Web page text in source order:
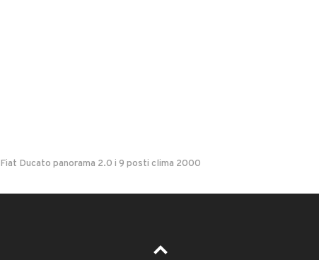
Il prezzo è trattabile?
Accettate permute?
Fiat Ducato panorama 2.0 i 9 posti clima 2000